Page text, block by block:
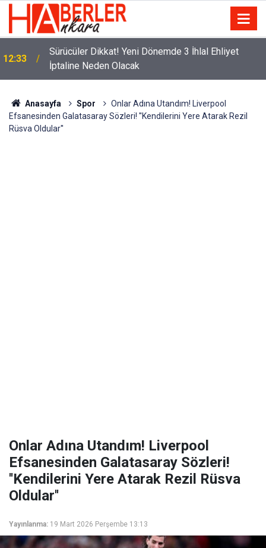
12:33
Sürücüler Dikkat! Yeni Dönemde 3 İhlal Ehliyet
İptaline Neden Olacak
Anasayfa Spor
Onlar Adına Utandım! Liverpool
Efsanesinden Galatasaray Sözleri! ''Kendilerini Yere Atarak Rezil
Rüsva Oldular''
Onlar Adına Utandım! Liverpool
Efsanesinden Galatasaray Sözleri!
''Kendilerini Yere Atarak Rezil Rüsva
Oldular''
Yayınlanma: 19 Mart 2026 Perşembe 13:13